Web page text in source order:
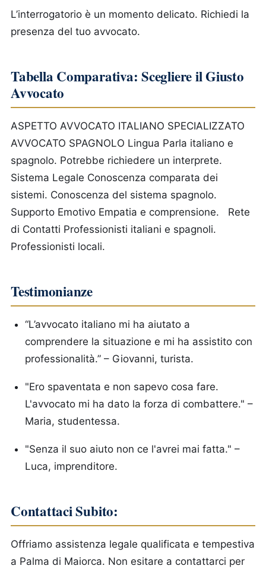
L’interrogatorio è un momento delicato. Richiedi la
presenza del tuo avvocato.
Tabella Comparativa: Scegliere il Giusto
Avvocato
ASPETTO AVVOCATO ITALIANO SPECIALIZZATO
AVVOCATO SPAGNOLO Lingua Parla italiano e
spagnolo. Potrebbe richiedere un interprete.
Sistema Legale Conoscenza comparata dei
sistemi. Conoscenza del sistema spagnolo.
Supporto Emotivo Empatia e comprensione.
Rete
di Contatti Professionisti italiani e spagnoli.
Professionisti locali.
Testimonianze
“L’avvocato italiano mi ha aiutato a
comprendere la situazione e mi ha assistito con
professionalità.” – Giovanni, turista.
"Ero spaventata e non sapevo cosa fare.
L'avvocato mi ha dato la forza di combattere." –
Maria, studentessa.
"Senza il suo aiuto non ce l'avrei mai fatta." –
Luca, imprenditore.
Contattaci Subito:
Offriamo assistenza legale qualificata e tempestiva
a Palma di Maiorca. Non esitare a contattarci per